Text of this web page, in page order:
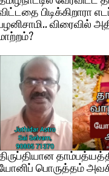
பிடிக்கிறாரா
விரைவில்
பொருத்தம்